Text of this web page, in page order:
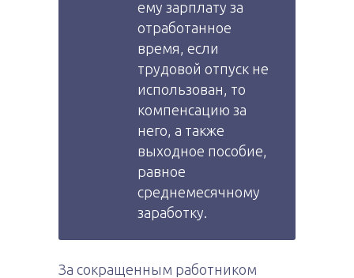
ему зарплату за
отработанное
время, если
трудовой отпуск не
использован, то
компенсацию за
него, а также
выходное пособие,
равное
среднемесячному
заработку.
За сокращенным работником